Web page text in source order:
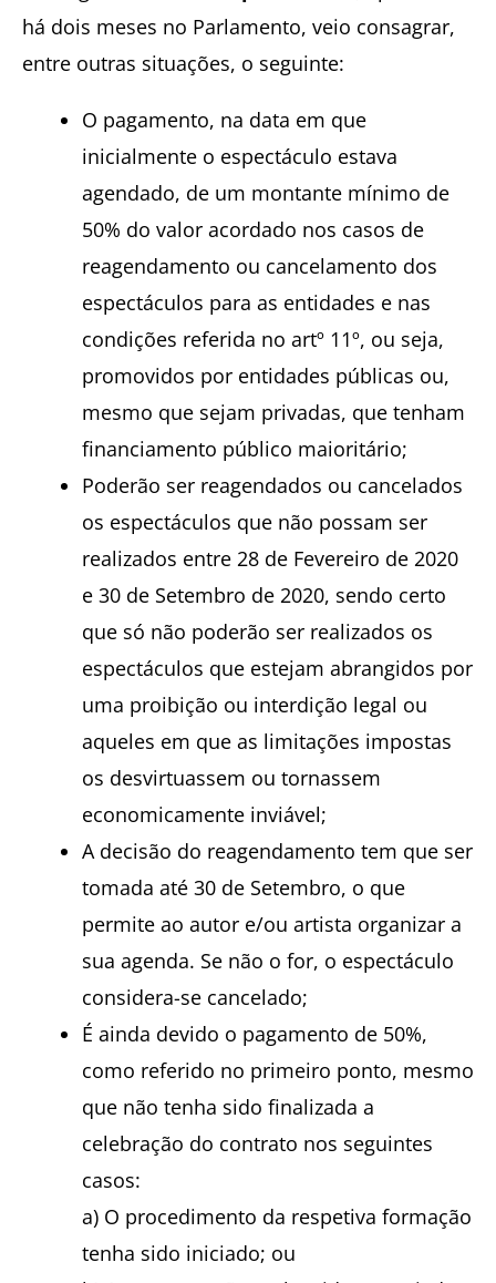
há dois meses no Parlamento, veio consagrar,
entre outras situações, o seguinte:
O pagamento, na data em que
inicialmente o espectáculo estava
agendado, de um montante mínimo de
50% do valor acordado nos casos de
reagendamento ou cancelamento dos
espectáculos para as entidades e nas
condições referida no artº 11º, ou seja,
promovidos por entidades públicas ou,
mesmo que sejam privadas, que tenham
financiamento público maioritário;
Poderão ser reagendados ou cancelados
os espectáculos que não possam ser
realizados entre 28 de Fevereiro de 2020
e 30 de Setembro de 2020, sendo certo
que só não poderão ser realizados os
espectáculos que estejam abrangidos por
uma proibição ou interdição legal ou
aqueles em que as limitações impostas
os desvirtuassem ou tornassem
economicamente inviável;
A decisão do reagendamento tem que ser
tomada até 30 de Setembro, o que
permite ao autor e/ou artista organizar a
sua agenda. Se não o for, o espectáculo
considera-se cancelado;
É ainda devido o pagamento de 50%,
como referido no primeiro ponto, mesmo
que não tenha sido finalizada a
celebração do contrato nos seguintes
casos:
a) O procedimento da respetiva formação
tenha sido iniciado; ou